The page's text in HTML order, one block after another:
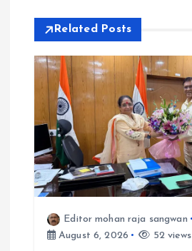
v
t
Related Posts
Editor mohan raja sangwan
August 6, 2026
52 views